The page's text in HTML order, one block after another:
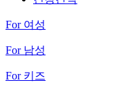
For 여성
For 남성
For 키즈